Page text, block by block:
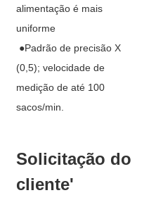
alimentação é mais
uniforme
●Padrão de precisão X
(0,5); velocidade de
medição de até 100
sacos/min.
Solicitação do
cliente'